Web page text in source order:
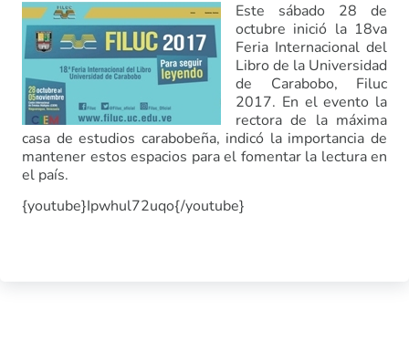
Este sábado 28 de
octubre inició la 18va
Feria Internacional del
Libro de la Universidad
de Carabobo, Filuc
2017. En el evento la
rectora de la máxima
casa de estudios carabobeña, indicó la importancia de
mantener estos espacios para el fomentar la lectura en
el país.
{youtube}Ipwhul72uqo{/youtube}